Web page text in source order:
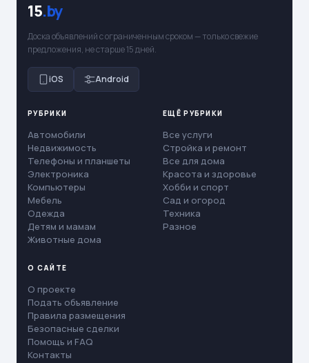
15.by
Доска объявлений с ограниченным сроком — только свежие
предложения, не старше 15 дней.
iOS Android
РУБРИКИ
Автомобили
Недвижимость
Телефоны и планшеты
Электроника
Компьютеры
Мебель
Одежда
Детям и мамам
Животные дома
ЕЩЁ РУБРИКИ
Все услуги
Стройка и ремонт
Все для дома
Красота и здоровье
Хобби и спорт
Сад и огород
Техника
Разное
О САЙТЕ
О проекте
Подать объявление
Правила размещения
Безопасные сделки
Помощь и FAQ
Контакты